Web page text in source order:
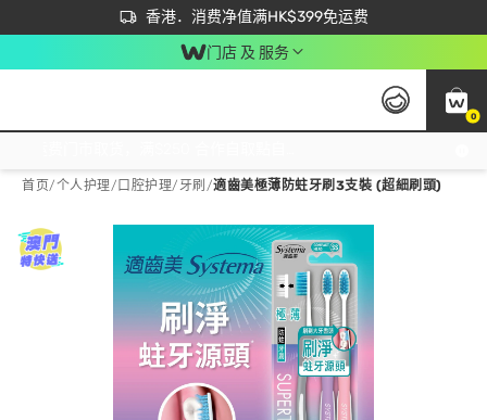
香港．消费净值满HK$399免运费
立即成为易赏钱会员尽享独家优惠
首次APP下单买满$450 输入 NEWAPP 即减$50
门店 及 服务
0
首页/个人护理/ 口腔护理/牙刷 /適齒美極薄防蛀牙刷3支裝 (超細刷頭)